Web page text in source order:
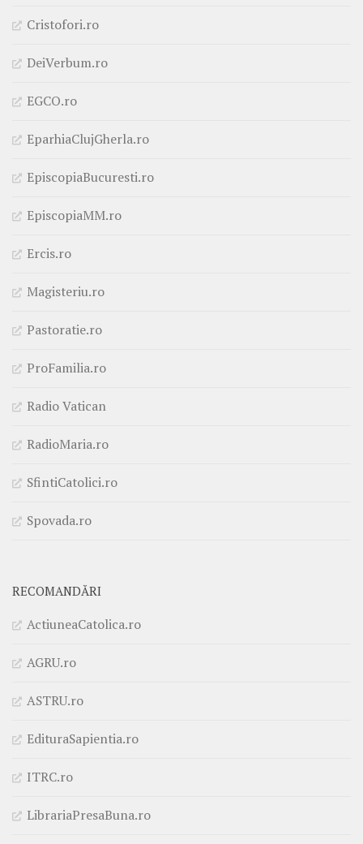
Cristofori.ro
DeiVerbum.ro
EGCO.ro
EparhiaClujGherla.ro
EpiscopiaBucuresti.ro
EpiscopiaMM.ro
Ercis.ro
Magisteriu.ro
Pastoratie.ro
ProFamilia.ro
Radio Vatican
RadioMaria.ro
SfintiCatolici.ro
Spovada.ro
RECOMANDĂRI
ActiuneaCatolica.ro
AGRU.ro
ASTRU.ro
EdituraSapientia.ro
ITRC.ro
LibrariaPresaBuna.ro